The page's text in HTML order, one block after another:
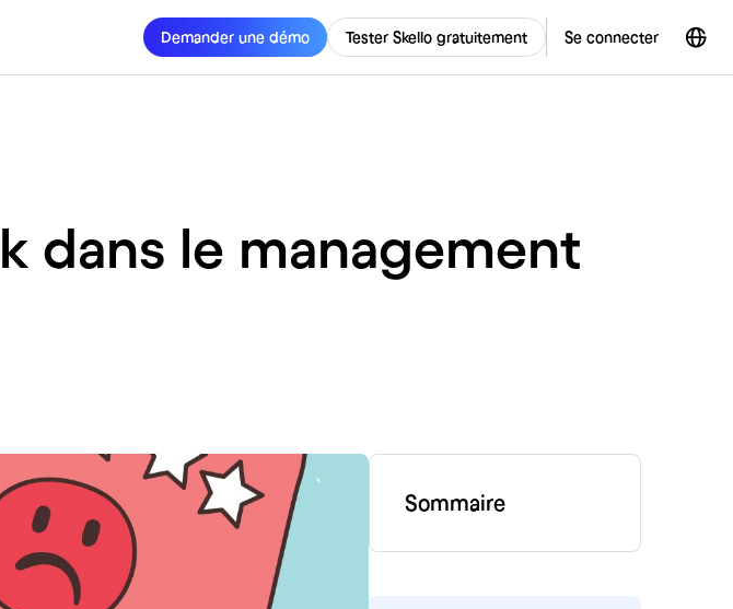
Demander une démo Tester Skello gratuitement Se connecter
dans le management
Sommaire